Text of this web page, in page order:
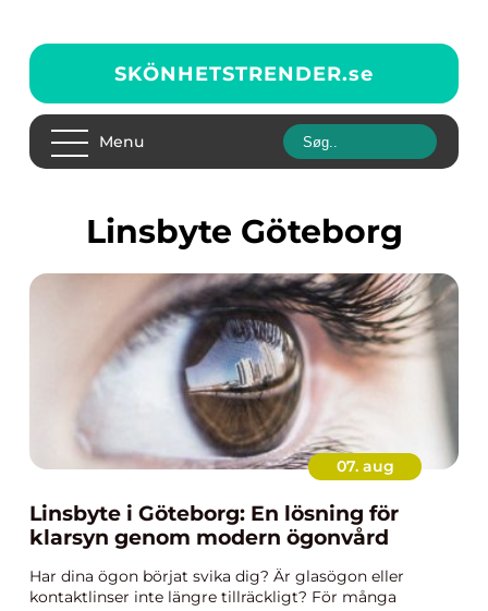
SKÖNHETSTRENDER.se
Menu
Linsbyte Göteborg
07. aug
Linsbyte i Göteborg: En lösning för
klarsyn genom modern ögonvård
Har dina ögon börjat svika dig? Är glasögon eller
kontaktlinser inte längre tillräckligt? För många